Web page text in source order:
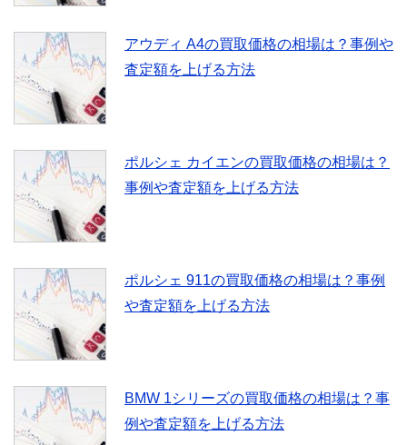
アウディ A4の買取価格の相場は？事例や
査定額を上げる方法
ポルシェ カイエンの買取価格の相場は？
事例や査定額を上げる方法
ポルシェ 911の買取価格の相場は？事例
や査定額を上げる方法
BMW 1シリーズの買取価格の相場は？事
例や査定額を上げる方法